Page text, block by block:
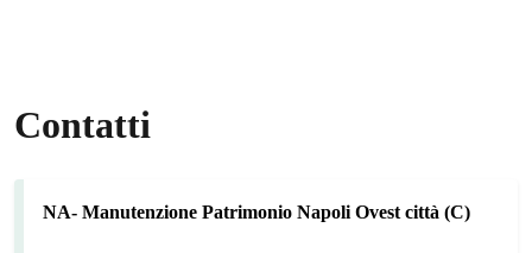
Contatti
NA- Manutenzione Patrimonio Napoli Ovest città (C)